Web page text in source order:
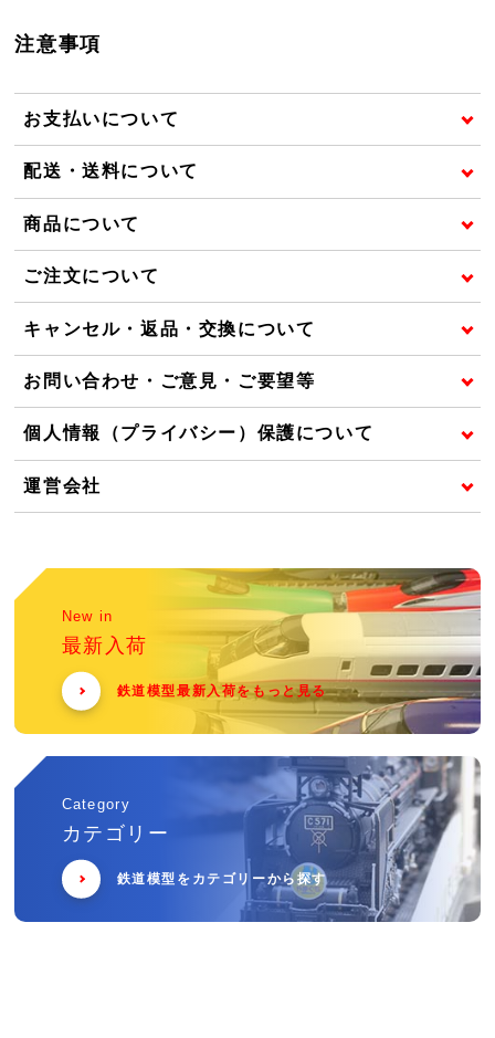
注意事項
お支払いについて
配送・送料について
商品について
ご注文について
キャンセル・返品・交換について
お問い合わせ・ご意見・ご要望等
個人情報（プライバシー）保護について
運営会社
New in
最新入荷
鉄道模型最新入荷をもっと見る
Category
カテゴリー
鉄道模型をカテゴリーから探す